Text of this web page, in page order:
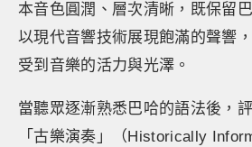
本音色圓潤、層次清晰，既保留
以現代音響技術展現飽滿的聲響
受到音樂的活力與光澤。
當聽眾逐漸熟悉巴哈的語法後，
「古樂演奏」（Historically